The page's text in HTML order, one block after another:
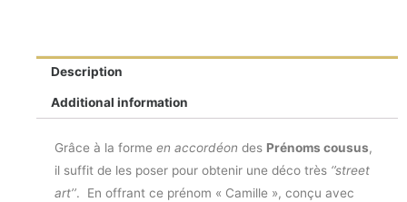
Description
Additional information
Grâce à la forme en accordéon des Prénoms cousus,
il suffit de les poser pour obtenir une déco très ‘’street
art’’. En offrant ce prénom « Camille », conçu avec